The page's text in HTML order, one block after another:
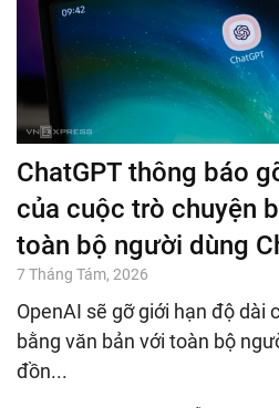
ChatGPT thông báo
của cuộc trò chuyện
toàn bộ người dùng
7 Tháng Tám, 2026
OpenAI sẽ gỡ giới hạn độ dài
bằng văn bản với toàn bộ
đồn...